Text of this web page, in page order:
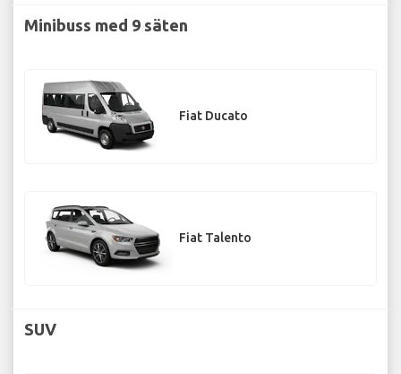
Minibuss med 9 säten
Fiat Ducato
Fiat Talento
SUV